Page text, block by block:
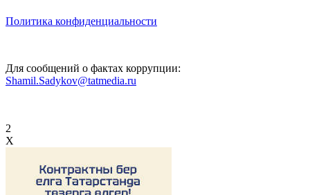
Политика конфиденциальности
Для сообщений о фактах коррупции:
Shamil.Sadykov@tatmedia.ru
2
X